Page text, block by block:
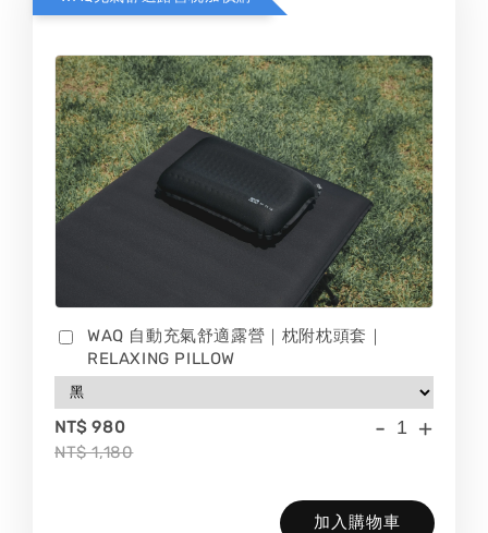
WAQ 自動充氣舒適露營｜枕附枕頭套｜
RELAXING PILLOW
NT$ 980
NT$ 1,180
- +
加入購物車